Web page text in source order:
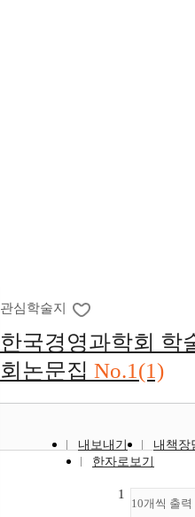
관심학술지
한국경영과학회 학
회논문집 No.1(1)
내보내기
내책장
한자로보기
10개씩 출력
1